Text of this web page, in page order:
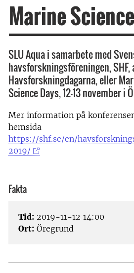
Marine
SLU Aqua i samarbete med
havsforskningsföreningen, SHF,
Havsforskningdagarna, eller
Science Days, 12-13 november i
Mer information på
hemsida
https://shf.se/en/
2019/
Fakta
Tid: 2019-11-12 14:00
Ort: Öregrund